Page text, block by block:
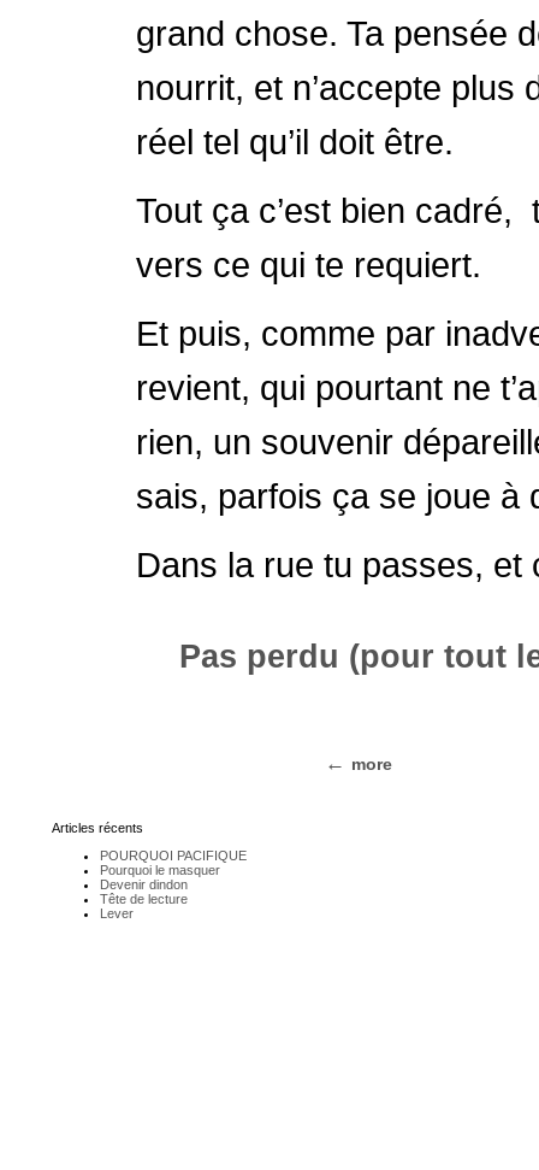
grand chose. Ta pensée
nourrit, et n’accepte
réel tel qu’il doit être.
Tout ça c’est bien
vers ce qui te requiert.
Et puis, comme par
revient, qui pourtant ne
rien, un souvenir
sais, parfois ça se joue à
Dans la rue tu passes, et
Pas perdu (pour tout
more
Articles récents
POURQUOI PACIFIQUE
Pourquoi le masquer
Devenir dindon
Tête de lecture
Lever